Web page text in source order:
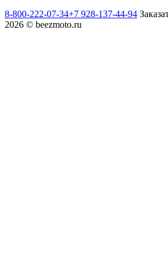
8-800-222-07-34+7 928-137-44-94
2026 © beezmoto.ru